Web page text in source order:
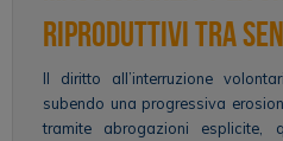
riproduttivi tra
Il diritto all’interruzione
subendo una progressiva
tramite abrogazioni esplicite,